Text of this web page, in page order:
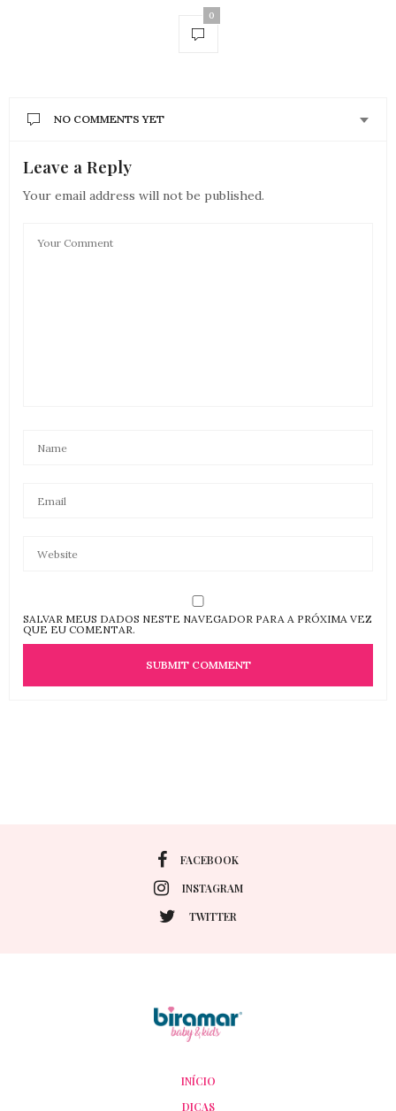
0
NO COMMENTS YET
Leave a Reply
Your email address will not be published.
SALVAR MEUS DADOS NESTE NAVEGADOR PARA A PRÓXIMA VEZ
QUE EU COMENTAR.
FACEBOOK
INSTAGRAM
TWITTER
INÍCIO
DICAS